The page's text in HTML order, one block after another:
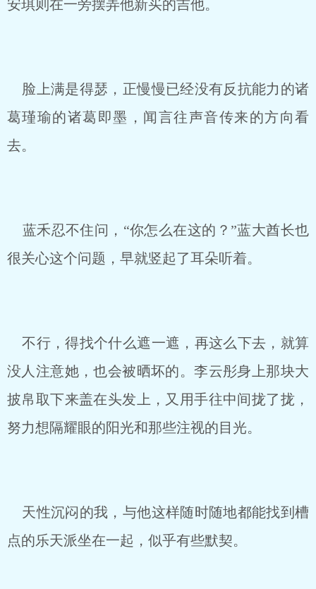
安琪则在一旁摆弄他新买的吉他。
脸上满是得瑟，正慢慢已经没有反抗能力的诸
葛瑾瑜的诸葛即墨，闻言往声音传来的方向看
去。
蓝禾忍不住问，“你怎么在这的？”蓝大酋长也
很关心这个问题，早就竖起了耳朵听着。
不行，得找个什么遮一遮，再这么下去，就算
没人注意她，也会被晒坏的。李云彤身上那块大
披帛取下来盖在头发上，又用手往中间拢了拢，
努力想隔耀眼的阳光和那些注视的目光。
天性沉闷的我，与他这样随时随地都能找到槽
点的乐天派坐在一起，似乎有些默契。